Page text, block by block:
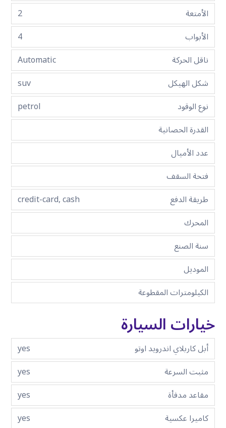
الأمتعة
2
الأبواب
4
ناقل الحركة
Automatic
شكل الهيكل
suv
نوع الوقود
petrol
القدرة الحصانية
عدد الأميال
فتحة السقف
طريقة الدفع
credit-card, cash
المحرك
سنة الصنع
الموديل
الكيلومترات المقطوعة
خيارات السيارة
أبل كاربلاي اندرويد اوتو
yes
مثبت السرعة
yes
مقاعد مدفأة
yes
كاميرا عكسية
yes